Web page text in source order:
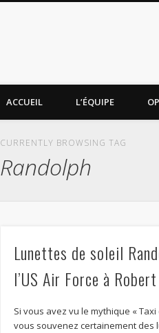
ACCUEIL L’ÉQUIPE
CURRENTLY BROWSING TAG
Randolph
Lunettes de soleil
l’US Air Force à
Si vous avez vu le mythique « Taxi
vous souvenez certainement des